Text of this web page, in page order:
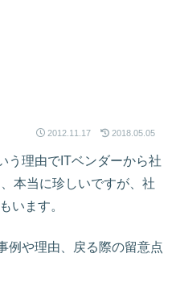
2012.11.17 2018.05.05
う理由でITベンダーから社
本当に珍しいですが、社
います。
例や理由、戻る際の留意点